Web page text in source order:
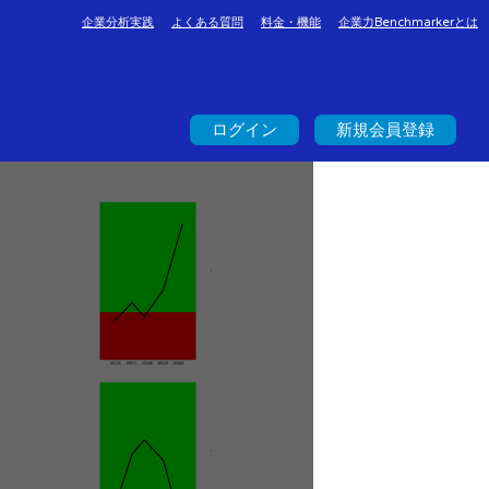
企業分析実践 よくある質問 料金・機能 企業力Benchmarkerとは
ログイン 新規会員登録